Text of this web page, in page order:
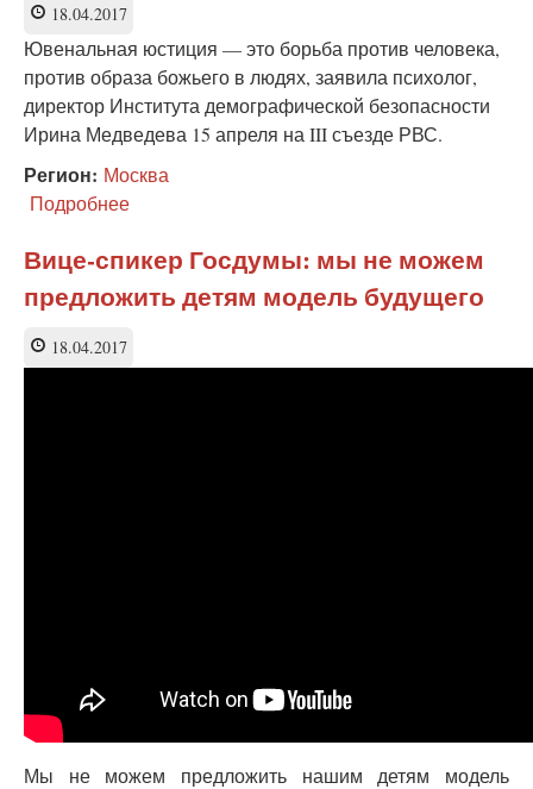
игрок
—
социальная
служба
18.04.2017
Ювенальная юстиция — это борьба против человека,
против образа божьего в людях, заявила психолог,
директор Института демографической безопасности
Ирина Медведева 15 апреля на III съезде РВС.
Регион: Москва
Подробнее
юстиция
—
это
Вице-спикер Госдумы: мы не можем
предложить детям модель будущего
18.04.2017
Мы не можем предложить нашим детям модель